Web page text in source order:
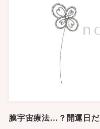
膜宇宙療法…？開運日だ